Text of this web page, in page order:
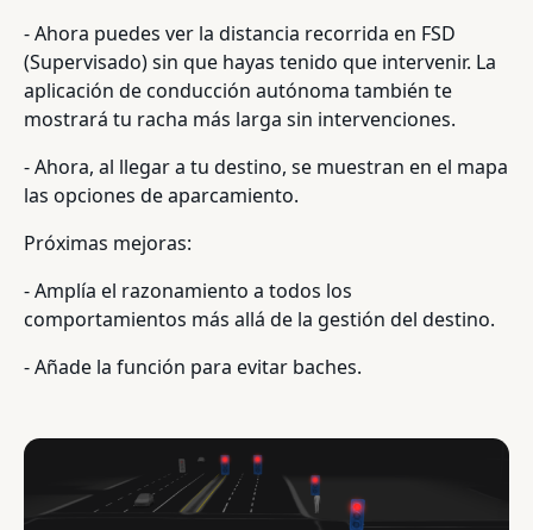
- Ahora puedes ver la distancia recorrida en FSD
(Supervisado) sin que hayas tenido que intervenir. La
aplicación de conducción autónoma también te
mostrará tu racha más larga sin intervenciones.
- Ahora, al llegar a tu destino, se muestran en el mapa
las opciones de aparcamiento.
Próximas mejoras:
- Amplía el razonamiento a todos los
comportamientos más allá de la gestión del destino.
- Añade la función para evitar baches.